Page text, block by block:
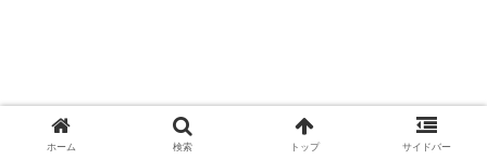
ホーム 検索 トップ サイドバー